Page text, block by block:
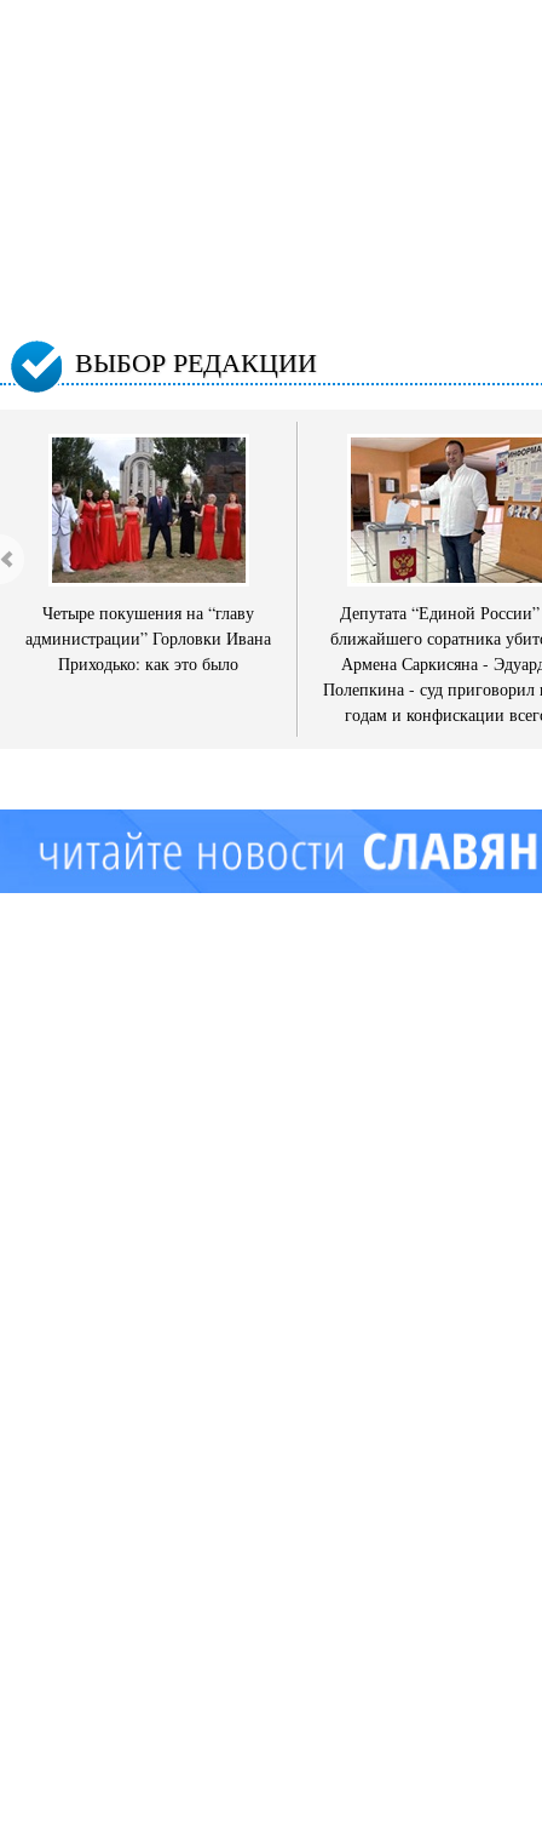
ВЫБОР РЕДАКЦИИ
Четыре покушения на “главу
администрации” Горловки Ивана
Приходько: как это было
Депутата “Единой
ближайшего соратника
Армена Саркисяна -
Полепкина - суд приговорил
годам и конфискации